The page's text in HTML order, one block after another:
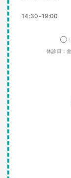
14:30-19:00
◯：
休診日：